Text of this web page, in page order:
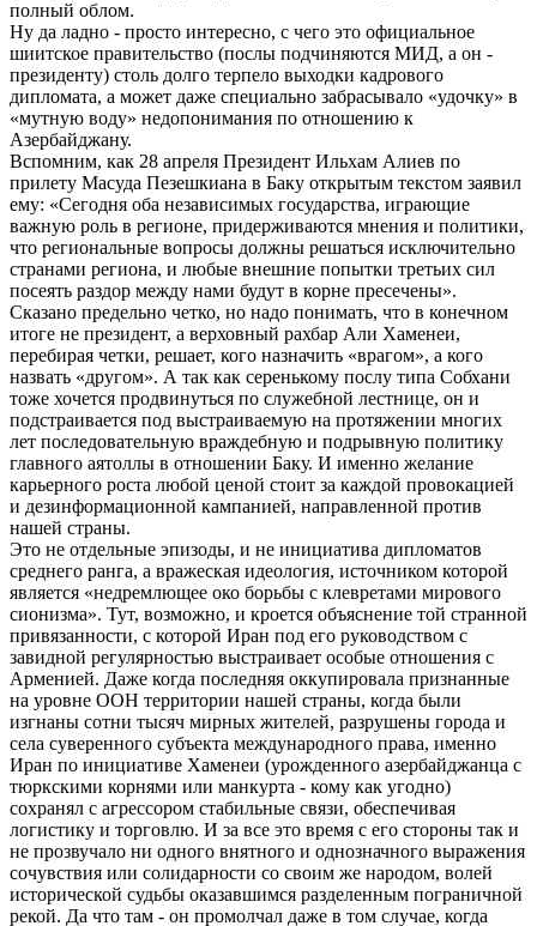
полный облом.
Ну да ладно - просто интересно, с чего это официальное
шиитское правительство (послы подчиняются МИД, а он -
президенту) столь долго терпело выходки кадрового
дипломата, а может даже специально забрасывало «удочку» в
«мутную воду» недопонимания по отношению к
Азербайджану.
Вспомним, как 28 апреля Президент Ильхам Алиев по
прилету Масуда Пезешкиана в Баку открытым текстом заявил
ему: «Сегодня оба независимых государства, играющие
важную роль в регионе, придерживаются мнения и политики,
что региональные вопросы должны решаться исключительно
странами региона, и любые внешние попытки третьих сил
посеять раздор между нами будут в корне пресечены».
Сказано предельно четко, но надо понимать, что в конечном
итоге не президент, а верховный рахбар Али Хаменеи,
перебирая четки, решает, кого назначить «врагом», а кого
назвать «другом». А так как серенькому послу типа Собхани
тоже хочется продвинуться по служебной лестнице, он и
подстраивается под выстраиваемую на протяжении многих
лет последовательную враждебную и подрывную политику
главного аятоллы в отношении Баку. И именно желание
карьерного роста любой ценой стоит за каждой провокацией
и дезинформационной кампанией, направленной против
нашей страны.
Это не отдельные эпизоды, и не инициатива дипломатов
среднего ранга, а вражеская идеология, источником которой
является «недремлющее око борьбы с клевретами мирового
сионизма». Тут, возможно, и кроется объяснение той странной
привязанности, с которой Иран под его руководством с
завидной регулярностью выстраивает особые отношения с
Арменией. Даже когда последняя оккупировала признанные
на уровне ООН территории нашей страны, когда были
изгнаны сотни тысяч мирных жителей, разрушены города и
села суверенного субъекта международного права, именно
Иран по инициативе Хаменеи (урожденного азербайджанца с
тюркскими корнями или манкурта - кому как угодно)
сохранял с агрессором стабильные связи, обеспечивая
логистику и торговлю. И за все это время с его стороны так и
не прозвучало ни одного внятного и однозначного выражения
сочувствия или солидарности со своим же народом, волей
исторической судьбы оказавшимся разделенным пограничной
рекой. Да что там - он промолчал даже в том случае, когда